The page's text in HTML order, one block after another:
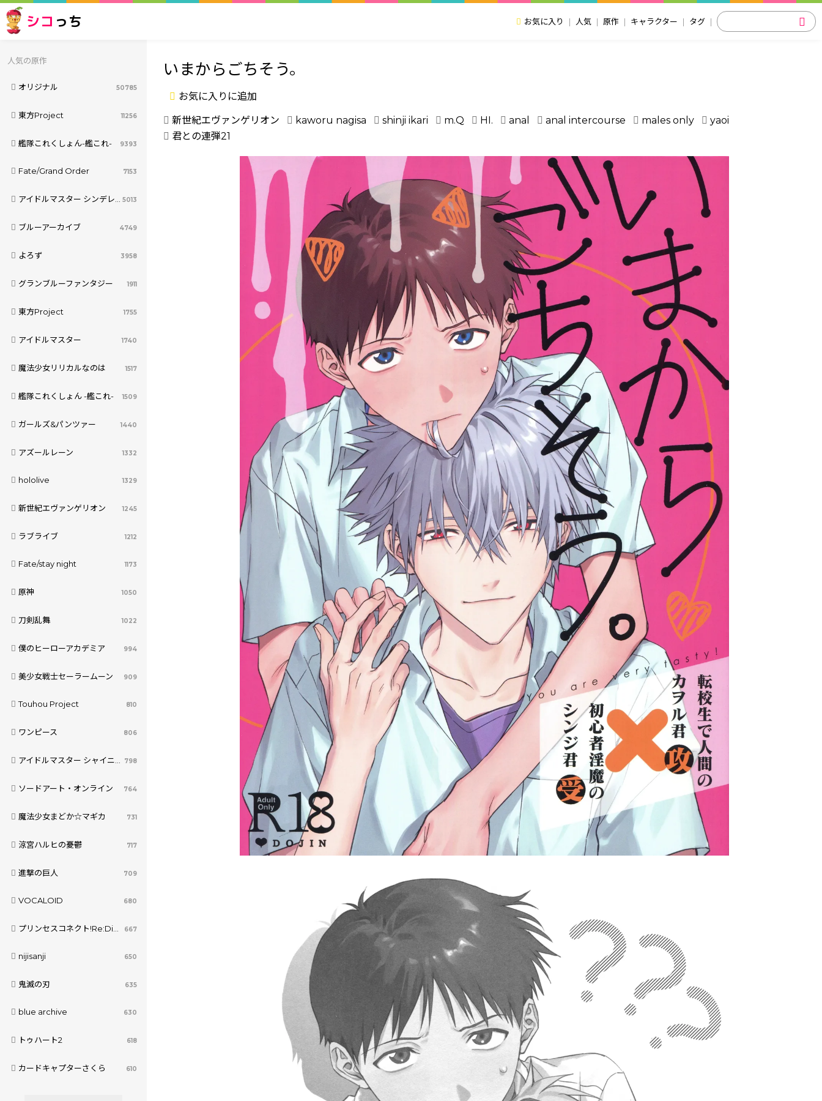
シコ っち お気に入り 人気 原作 キャラクター タグ
人気の原作
オリジナル 50785
東方Project 11256
艦隊これくしょん-艦これ- 9393
Fate/Grand Order 7153
アイドルマスター シンデレラガールズ 5013
ブルーアーカイブ 4749
よろず 3958
グランブルーファンタジー 1911
東方Project 1755
アイドルマスター 1740
魔法少女リリカルなのは 1517
艦隊これくしょん -艦これ- 1509
ガールズ&パンツァー 1440
アズールレーン 1332
hololive 1329
新世紀エヴァンゲリオン 1245
ラブライブ 1212
Fate/stay night 1173
原神 1050
刀剣乱舞 1022
僕のヒーローアカデミア 994
美少女戦士セーラームーン 909
Touhou Project 810
ワンピース 806
アイドルマスター シャイニーカラーズ 798
ソードアート・オンライン 764
魔法少女まどか☆マギカ 731
涼宮ハルヒの憂鬱 717
進撃の巨人 709
VOCALOID 680
プリンセスコネクト!Re:Dive 667
nijisanji 650
鬼滅の刃 635
blue archive 630
トゥハート2 618
カードキャプターさくら 610
いまからごちそう。
お気に入りに追加
新世紀エヴァンゲリオン kaworu nagisa shinji ikari m.Q HI. anal anal intercourse males only
yaoi
君との連弾21